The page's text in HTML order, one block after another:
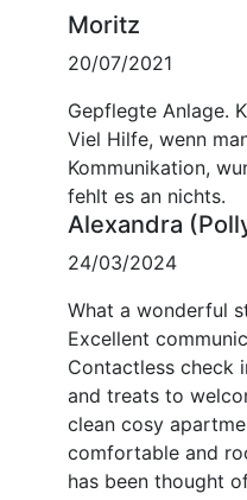
Moritz
20/07/2021
Gepflegte Anlage.
Viel Hilfe, wenn
Kommunikation,
fehlt es an nichts.
Alexandra
24/03/2024
What a wonderful
Excellent
Contactless check
and treats to
clean cosy
comfortable and
has been thought